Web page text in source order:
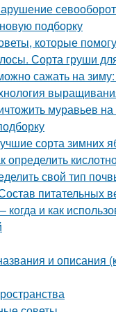
подборку
которые
Сорта груши
сажать на
муравьев
сорта зимних
определить
свой тип
питательных
и как
и описания